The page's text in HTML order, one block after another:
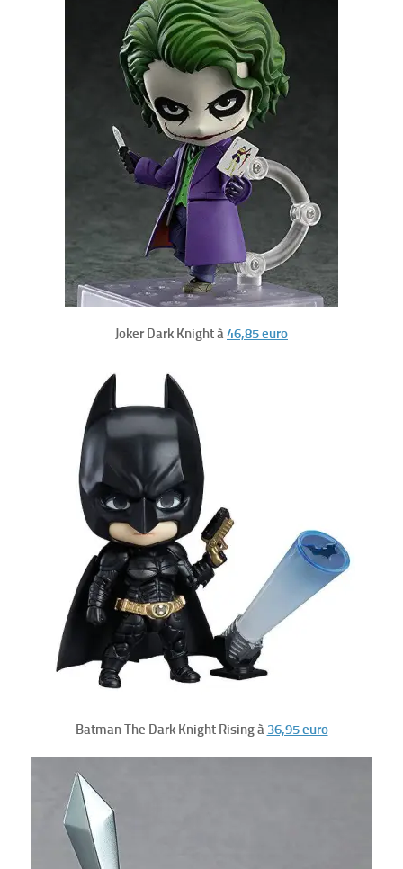
Joker Dark Knight à46,85 euro
Batman The Dark Knight Rising à 36,95 euro